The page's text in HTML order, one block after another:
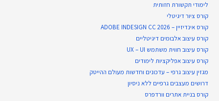
לימודי תקשורת חזותית
קורס ציור דיגיטלי
קורס אינדיזיין – ADOBE INDESIGN CC 2026
קורס עיצוב אלבומים דיגיטליים
קורס עיצוב חווית משתמש UX – UI
קורס עיצוב אפליקציות לימודים
מגזין עיצוב גרפי – עדכונים וחדשות מעולם ההייטק
דרושים מעצבים גרפיים ללא ניסיון
קורס בניית אתרים וורדפרס